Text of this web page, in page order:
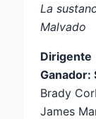
La
Malvado
Dirigente
Ganador:
Brady
James